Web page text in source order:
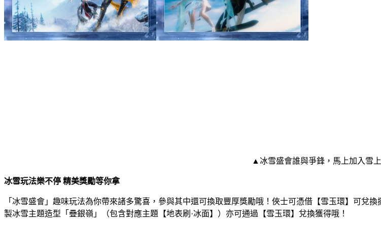
▲冰雪盛會誰與爭鋒，馬上加入雪
冰雪玩法樂不停 精美獎勵等你拿
「冰雪盛會」趣味玩法為你帶來諸多驚喜，參與其中還可換取豐厚獎勵哦！俠士可憑借【雪玉環】可兌
製冰雪主題造型「疊銀嶺」（包含對應主題【地表刷·冰面】）亦可通過【雪玉環】兌換獲得哦！